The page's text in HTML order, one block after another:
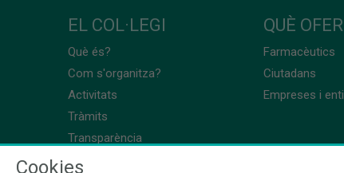
EL COL·LEGI
Què és?
Com s'organitza?
Activitats
Tràmits
Transparència
QUÈ
Farmacèutics
Ciutadans
Empreses i
Cookies